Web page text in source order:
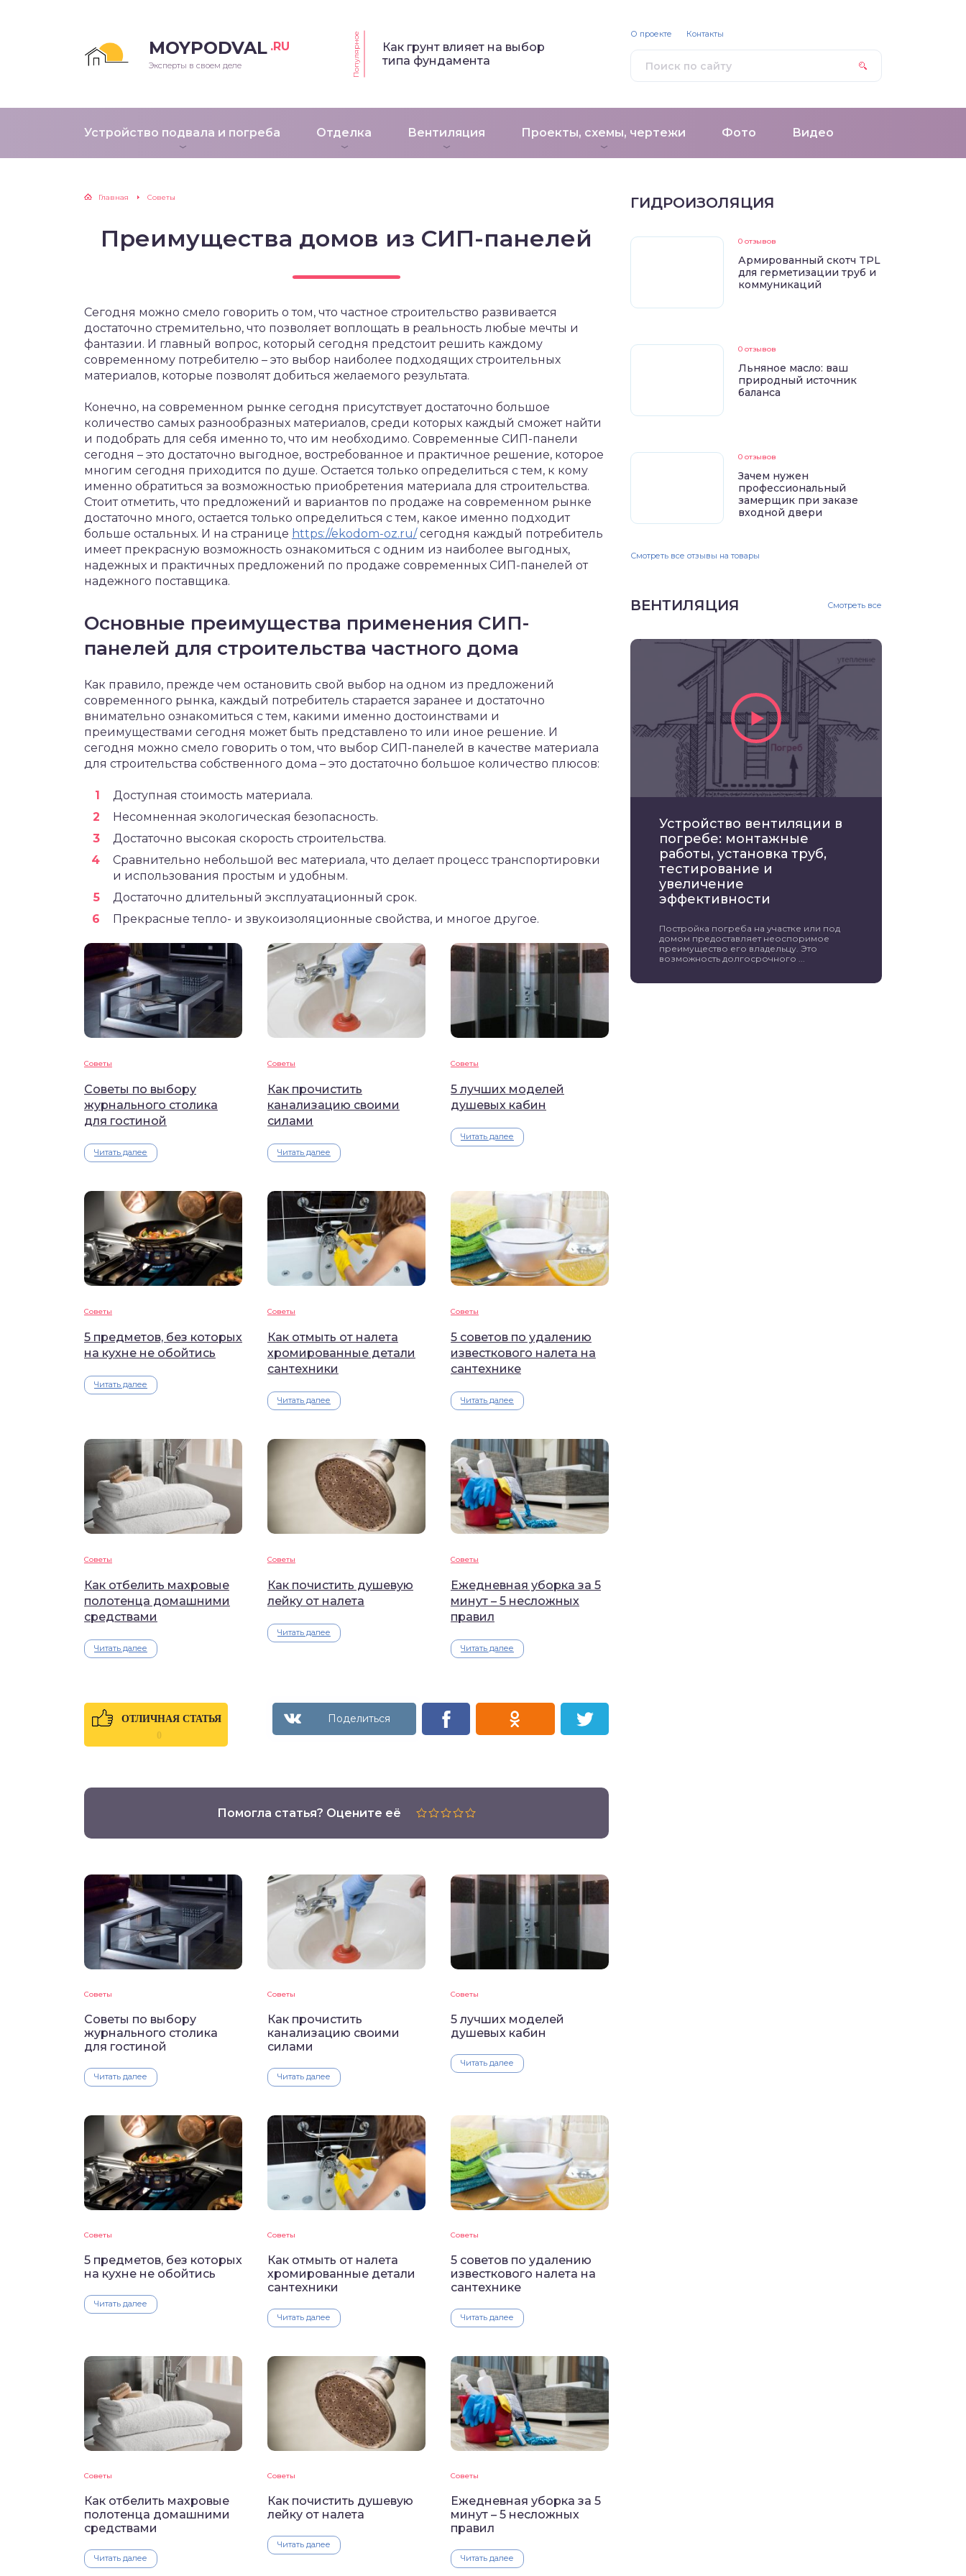
MOYPODVAL .RU
Эксперты в своем деле Популярное
Как грунт влияет на выбор
типа фундамента
Устройство подвала и погреба Отделка Вентиляция Проекты, схемы, чертежи Фото Видео
О проекте Контакты
Главная Советы
Преимущества домов из СИП-панелей
Сегодня можно смело говорить о том, что частное строительство развивается
достаточно стремительно, что позволяет воплощать в реальность любые мечты и
фантазии. И главный вопрос, который сегодня предстоит решить каждому
современному потребителю – это выбор наиболее подходящих строительных
материалов, которые позволят добиться желаемого результата.
Конечно, на современном рынке сегодня присутствует достаточно большое
количество самых разнообразных материалов, среди которых каждый сможет найти
и подобрать для себя именно то, что им необходимо. Современные СИП-панели
сегодня – это достаточно выгодное, востребованное и практичное решение, которое
многим сегодня приходится по душе. Остается только определиться с тем, к кому
именно обратиться за возможностью приобретения материала для строительства.
Стоит отметить, что предложений и вариантов по продаже на современном рынке
достаточно много, остается только определиться с тем, какое именно подходит
больше остальных. И на странице https://ekodom-oz.ru/сегодня каждый потребитель
имеет прекрасную возможность ознакомиться с одним из наиболее выгодных,
надежных и практичных предложений по продаже современных СИП-панелей от
надежного поставщика.
Основные преимущества применения СИП-
панелей для строительства частного дома
Как правило, прежде чем остановить свой выбор на одном из предложений
современного рынка, каждый потребитель старается заранее и достаточно
внимательно ознакомиться с тем, какими именно достоинствами и
преимуществами сегодня может быть представлено то или иное решение. И
сегодня можно смело говорить о том, что выбор СИП-панелей в качестве материала
для строительства собственного дома – это достаточно большое количество плюсов:
Доступная стоимость материала.
Несомненная экологическая безопасность.
Достаточно высокая скорость строительства.
Сравнительно небольшой вес материала, что делает процесс транспортировки
и использования простым и удобным.
Достаточно длительный эксплуатационный срок.
Прекрасные тепло- и звукоизоляционные свойства, и многое другое.
Советы
Советы по выбору
журнального столика
для гостиной
Читать далее
Советы
Как прочистить
канализацию своими
силами
Читать далее
Советы
5 лучших моделей
душевых кабин
Читать далее
Советы
5 предметов, без которых
на кухне не обойтись
Читать далее
Советы
Как отмыть от налета
хромированные детали
сантехники
Читать далее
Советы
5 советов по удалению
известкового налета на
сантехнике
Читать далее
Советы
Как отбелить махровые
полотенца домашними
средствами
Читать далее
Советы
Как почистить душевую
лейку от налета
Читать далее
Советы
Ежедневная уборка за 5
минут – 5 несложных
правил
Читать далее
ОТЛИЧНАЯ СТАТЬЯ
0
Помогла статья? Оцените её
Советы
Советы по выбору
журнального столика
для гостиной
Читать далее
Советы
Как прочистить
канализацию своими
силами
Читать далее
Советы
5 лучших моделей
душевых кабин
Читать далее
Советы
5 предметов, без которых
на кухне не обойтись
Читать далее
Советы
Как отмыть от налета
хромированные детали
сантехники
Читать далее
Советы
5 советов по удалению
известкового налета на
сантехнике
Читать далее
Советы
Как отбелить махровые
полотенца домашними
средствами
Читать далее
Советы
Как почистить душевую
лейку от налета
Читать далее
Советы
Ежедневная уборка за 5
минут – 5 несложных
правил
Читать далее
ГИДРОИЗОЛЯЦИЯ
0 отзывов
Армированный скотч TPL
для герметизации труб и
коммуникаций
0 отзывов
Льняное масло: ваш
природный источник
баланса
0 отзывов
Зачем нужен
профессиональный
замерщик при заказе
входной двери
Смотреть все отзывы на товары
ВЕНТИЛЯЦИЯ Смотреть все
Устройство вентиляции в
погребе: монтажные
работы, установка труб,
тестирование и
увеличение
эффективности
Постройка погреба на участке или под
домом предоставляет неоспоримое
преимущество его владельцу. Это
возможность долгосрочного ...